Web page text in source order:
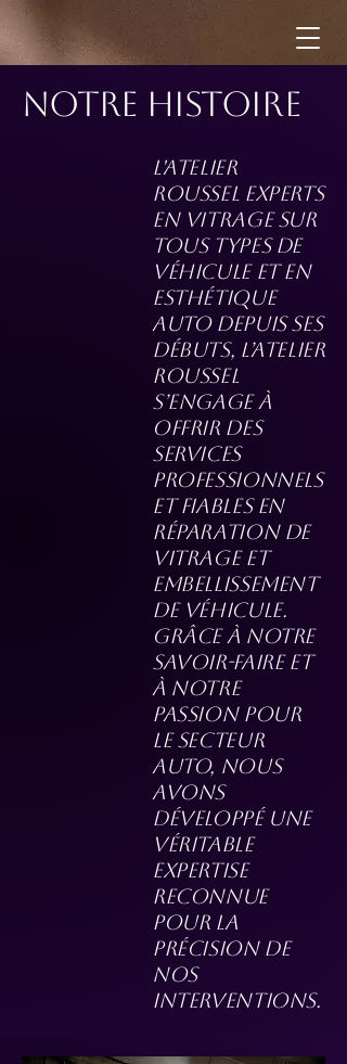
notre histoire
l'ATELIER
ROUSSEL Experts
en vitrage sur
tous types de
véhicule et en
esthétique
auto Depuis ses
débuts, L’Atelier
Roussel
s’engage à
offrir des
services
professionnels
et fiables en
réparation de
vitrage et
embellissement
de véhicule.
Grâce à notre
savoir-faire et
à notre
passion pour
le secteur
auto, nous
avons
développé une
véritable
expertise
reconnue
pour la
précision de
nos
interventions.